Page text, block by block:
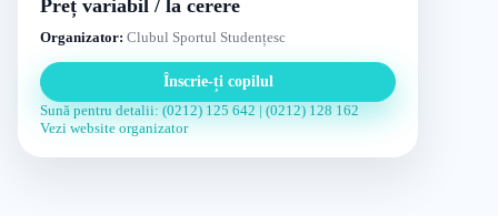
Preț variabil / la cerere
Organizator: Clubul Sportul Studențesc
Înscrie-ți copilul
Sună pentru detalii: (0212) 125 642 | (0212) 128 162
Vezi website organizator